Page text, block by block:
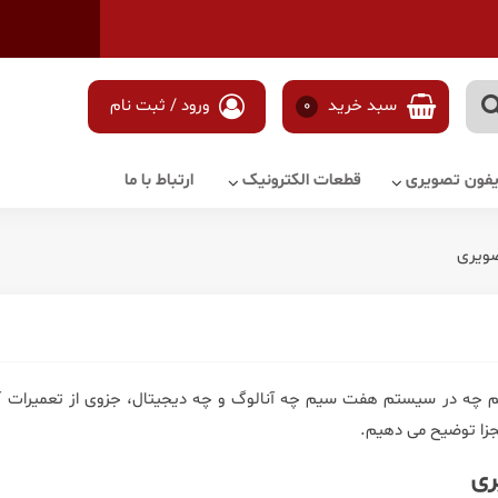
سبد خرید 0 ورود / ثبت نام
تصویری قطعات الکترونیک ارتباط با ما
در سیستم هفت سیم چه آنالوگ و چه دیجیتال، جزوی از تعمیرات
توضیح می دهیم.